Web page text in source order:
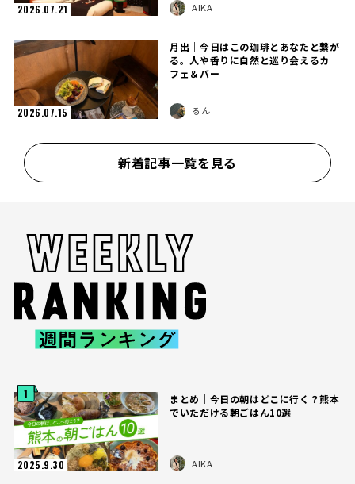
2026.07.21 AIKA
2026.07.15
月出｜今日はこの珈琲とあなたと繋が
る。人や香りに自然と巡り会えるカ
フェ＆バー
るん
新着記事一覧を見る
1
2025.9.30
まとめ｜今日の朝はどこに行く？熊本
でいただける朝ごはん10選
AIKA